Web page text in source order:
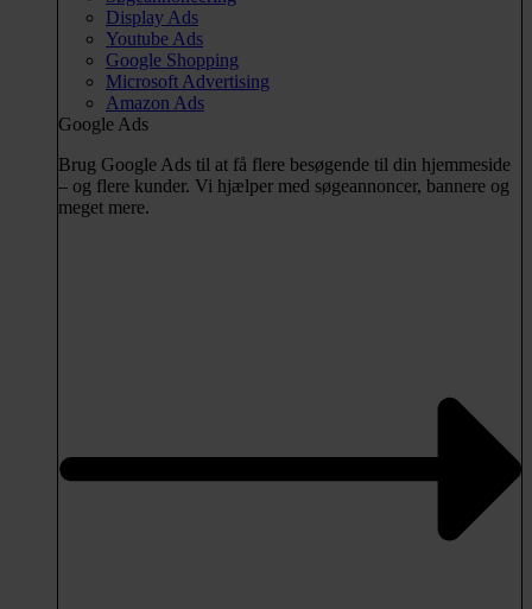
Display Ads
Youtube Ads
Google Shopping
Microsoft Advertising
Amazon Ads
Google Ads
Brug Google Ads til at få flere besøgende til din hjemmeside
– og flere kunder. Vi hjælper med søgeannoncer, bannere og
meget mere.